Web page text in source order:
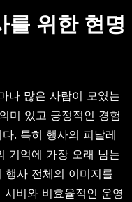
를 위한 현명
나 많은 사람이 모였는
미 있고 긍정적인 경험
. 특히 행사의 피날레
기억에 가장 오래 남는
행사 전체의 이미지를
비와 비효율적인 운영